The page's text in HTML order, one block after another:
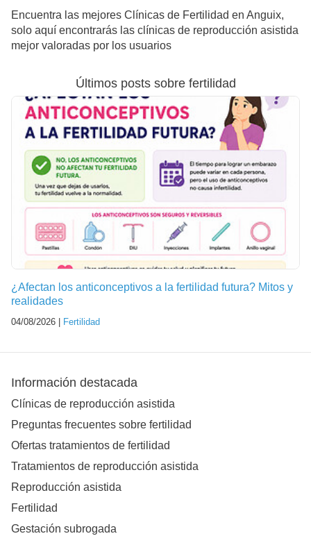
Encuentra las mejores Clínicas de Fertilidad en Anguix,
solo aquí encontrarás las clínicas de reproducción asistida
mejor valoradas por los usuarios
Últimos posts sobre fertilidad
¿Afectan los anticonceptivos a la fertilidad futura? Mitos y
realidades
04/08/2026 | Fertilidad
Información destacada
Clínicas de reproducción asistida
Preguntas frecuentes sobre fertilidad
Ofertas tratamientos de fertilidad
Tratamientos de reproducción asistida
Reproducción asistida
Fertilidad
Gestación subrogada